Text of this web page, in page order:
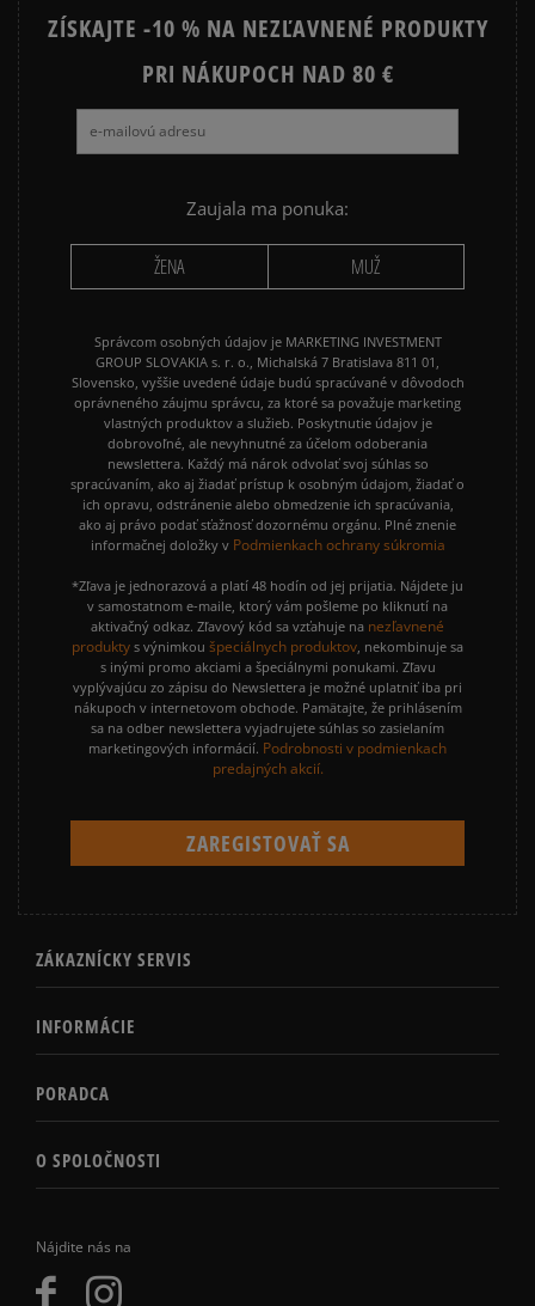
Nájdite nás na
ZÍSKAJTE -10 % NA NEZĽAVNENÉ PRODUKTY
PRI NÁKUPOCH NAD 80 €
Zaujala ma ponuka:
ŽENA MUŽ
Správcom osobných údajov je MARKETING INVESTMENT
GROUP SLOVAKIA s. r. o., Michalská 7 Bratislava 811 01,
Slovensko, vyššie uvedené údaje budú spracúvané v dôvodoch
oprávneného záujmu správcu, za ktoré sa považuje marketing
vlastných produktov a služieb. Poskytnutie údajov je
dobrovoľné, ale nevyhnutné za účelom odoberania
newslettera. Každý má nárok odvolať svoj súhlas so
spracúvaním, ako aj žiadať prístup k osobným údajom, žiadať o
ich opravu, odstránenie alebo obmedzenie ich spracúvania,
ako aj právo podať sťažnosť dozornému orgánu. Plné znenie
informačnej doložky v Podmienkach ochrany súkromia
*Zľava je jednorazová a platí 48 hodín od jej prijatia. Nájdete ju
v samostatnom e-maile, ktorý vám pošleme po kliknutí na
aktivačný odkaz. Zľavový kód sa vzťahuje na nezľavnené
produkty s výnimkou špeciálnych produktov , nekombinuje sa
s inými promo akciami a špeciálnymi ponukami. Zľavu
vyplývajúcu zo zápisu do Newslettera je možné uplatniť iba pri
nákupoch v internetovom obchode. Pamätajte, že prihlásením
sa na odber newslettera vyjadrujete súhlas so zasielaním
marketingových informácií. Podrobnosti v podmienkach
predajných akcií.
ZÁKAZNÍCKY SERVIS
INFORMÁCIE
PORADCA
O SPOLOČNOSTI